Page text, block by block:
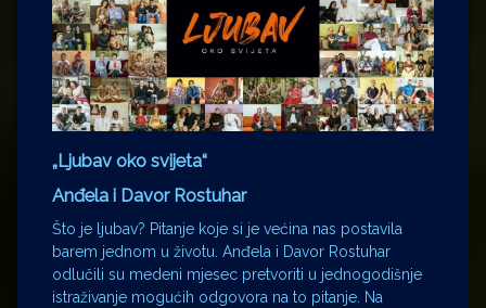
„Ljubav oko svijeta“
Anđela i Davor Rostuhar
Što je ljubav? Pitanje koje si je većina nas postavila
barem jednom u životu. Anđela i Davor Rostuhar
odlučili su medeni mjesec pretvoriti u jednogodišnje
istraživanje mogućih odgovora na to pitanje. Na